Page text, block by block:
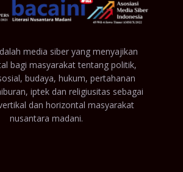
media siber yang menyajikan
bagi masyarakat tentang politik,
budaya, hukum, pertahanan
iptek dan religiusitas sebagai
dan horizontal masyarakat
nusantara madani.